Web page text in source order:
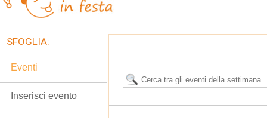
SFOGLIA:
Eventi
Inserisci evento